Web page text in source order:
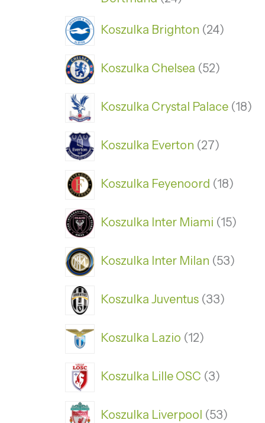
Koszulka Brighton 24
Koszulka Chelsea 52
Koszulka Crystal Palace 18
Koszulka Everton 27
Koszulka Feyenoord 18
Koszulka Inter Miami 15
Koszulka Inter Milan 53
Koszulka Juventus 33
Koszulka Lazio 12
Koszulka Lille OSC 3
Koszulka Liverpool 53